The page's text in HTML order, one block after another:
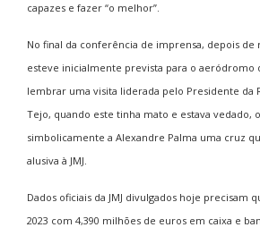
capazes e fazer “o melhor”.
No final da conferência de imprensa, depois de
esteve inicialmente prevista para o aeródromo
lembrar uma visita liderada pelo Presidente da
Tejo, quando este tinha mato e estava vedado,
simbolicamente a Alexandre Palma uma cruz
alusiva à JMJ.
Dados oficiais da JMJ divulgados hoje precisam
2023 com 4,390 milhões de euros em caixa e